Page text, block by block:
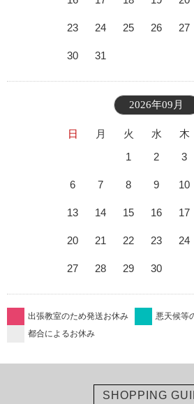
23 24 25 26 27
30 31
2026年09月
日 月 火 水 木
1
2 3
6 7 8 9 10
13 14 15 16 17
20 21 22 23 24
27 28 29 30
出張教室のため発送お休み
悪天候等
都合によるお休み
SHOPPING